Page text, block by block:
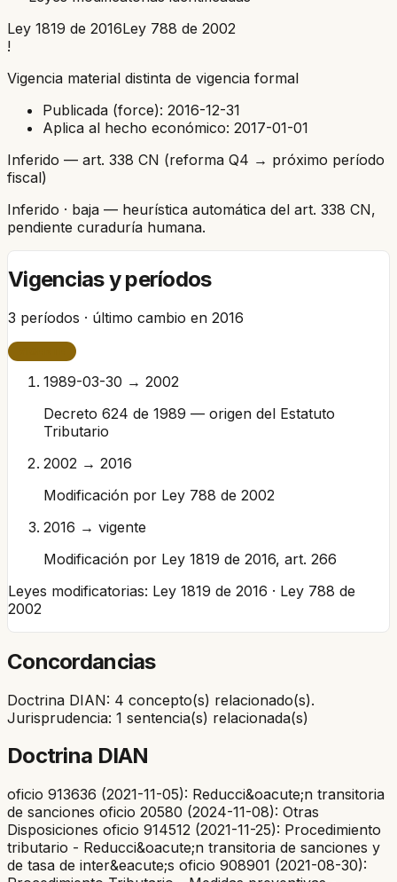
Ley 1819 de 2016Ley 788 de 2002
!
Vigencia material distinta de vigencia formal
Publicada (force): 2016-12-31
Aplica al hecho económico: 2017-01-01
Inferido — art. 338 CN (reforma Q4 → próximo período
fiscal)
Inferido · baja — heurística automática del art. 338 CN,
pendiente curaduría humana.
Vigencias y períodos
3 períodos · último cambio en 2016
1989-03-30 → 2002
Decreto 624 de 1989 — origen del Estatuto
Tributario
2002 → 2016
Modificación por Ley 788 de 2002
2016 → vigente
Modificación por Ley 1819 de 2016, art. 266
Leyes modificatorias: Ley 1819 de 2016 · Ley 788 de
2002
Concordancias
Doctrina DIAN: 4 concepto(s) relacionado(s).
Jurisprudencia: 1 sentencia(s) relacionada(s)
Doctrina DIAN
oficio 913636 (2021-11-05): Reducci&oacute;n transitoria
de sanciones oficio 20580 (2024-11-08): Otras
Disposiciones oficio 914512 (2021-11-25): Procedimiento
tributario - Reducci&oacute;n transitoria de sanciones y
de tasa de inter&eacute;s oficio 908901 (2021-08-30):